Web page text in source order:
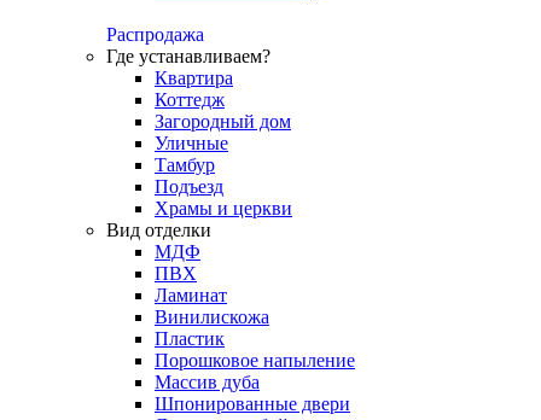
Распродажа
Где устанавливаем?
Квартира
Коттедж
Загородный дом
Уличные
Тамбур
Подъезд
Храмы и церкви
Вид отделки
МДФ
ПВХ
Ламинат
Винилискожа
Пластик
Порошковое напыление
Массив дуба
Шпонированные двери